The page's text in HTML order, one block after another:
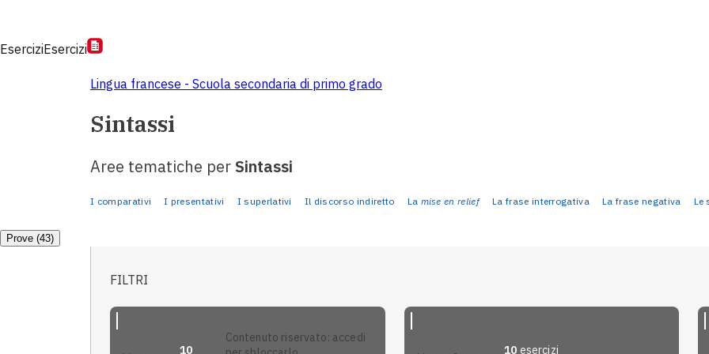
EserciziEsercizi
Lingua francese - Scuola secondaria di primo grado
Sintassi
Aree tematiche perSintassi
I comparativi I presentativi I superlativi Il discorso indiretto La mise en relief La frase interrogativa La frase negativa Le
Prove (43)
FILTRI
10
contenuto riservato: accedi
10 esercizi